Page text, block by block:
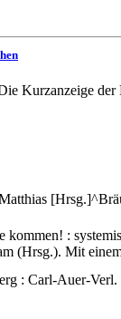
Kurzanzeige der
kommen! :
(Hrsg.). Mit
: Carl-Auer-Verl.